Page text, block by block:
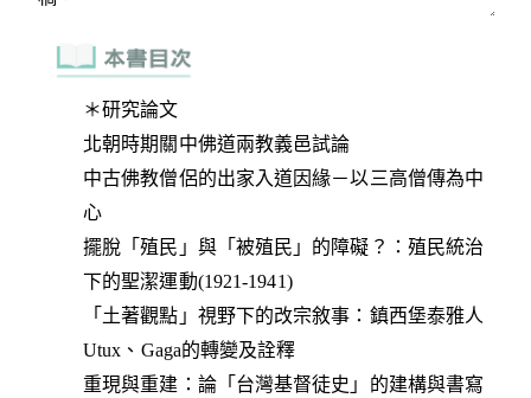
＊研究論文
北朝時期關中佛道兩教義邑試論
中古佛教僧侶的出家入道因緣－以三高僧傳為中
心
擺脫「殖民」與「被殖民」的障礙？：殖民統治
下的聖潔運動(1921-1941)
「土著觀點」視野下的改宗敘事：鎮西堡泰雅人
Utux、Gaga的轉變及詮釋
重現與重建：論「台灣基督徒史」的建構與書寫